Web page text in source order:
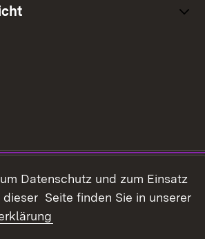
Datenschutz
Benutzungshinweise
Datenschutz und zum Einsatz
Seite finden Sie in unserer